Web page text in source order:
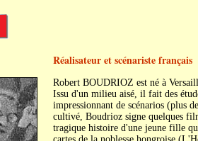
Réalisateur et scénariste français
Robert BOUDRIOZ est né à
Issu d'un milieu aisé, il fait des
impressionnant de scénarios (plus
cultivé, Boudrioz signe quelques
tragique histoire d'une jeune fille